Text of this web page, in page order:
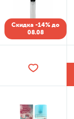
Скидка -14% до
08.08